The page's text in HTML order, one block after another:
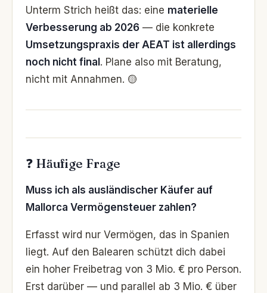
Unterm Strich heißt das: eine materielle
Verbesserung ab 2026 — die konkrete
Umsetzungspraxis der AEAT ist allerdings
noch nicht final. Plane also mit Beratung,
nicht mit Annahmen. 🟡
❓ Häufige Frage
Muss ich als ausländischer Käufer auf
Mallorca Vermögensteuer zahlen?
Erfasst wird nur Vermögen, das in Spanien
liegt. Auf den Balearen schützt dich dabei
ein hoher Freibetrag von 3 Mio. € pro Person.
Erst darüber — und parallel ab 3 Mio. € über